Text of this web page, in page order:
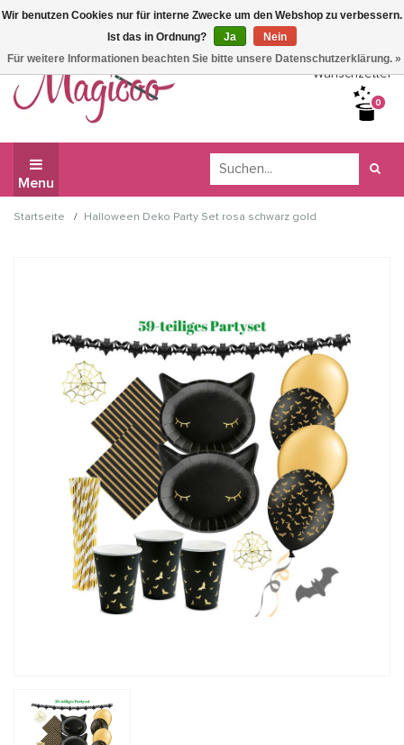
Wir haben Betriebsferien, daher können Sie derzeit nicht
bestellen.
Wunschzettel
0
Menu
Startseite / Halloween Deko Party Set rosa schwarz gold
Wir benutzen Cookies nur für interne Zwecke um den Webshop zu verbessern.
Ist das in Ordnung?
Ja
Nein
Für weitere Informationen beachten Sie bitte unsere Datenschutzerklärung. »